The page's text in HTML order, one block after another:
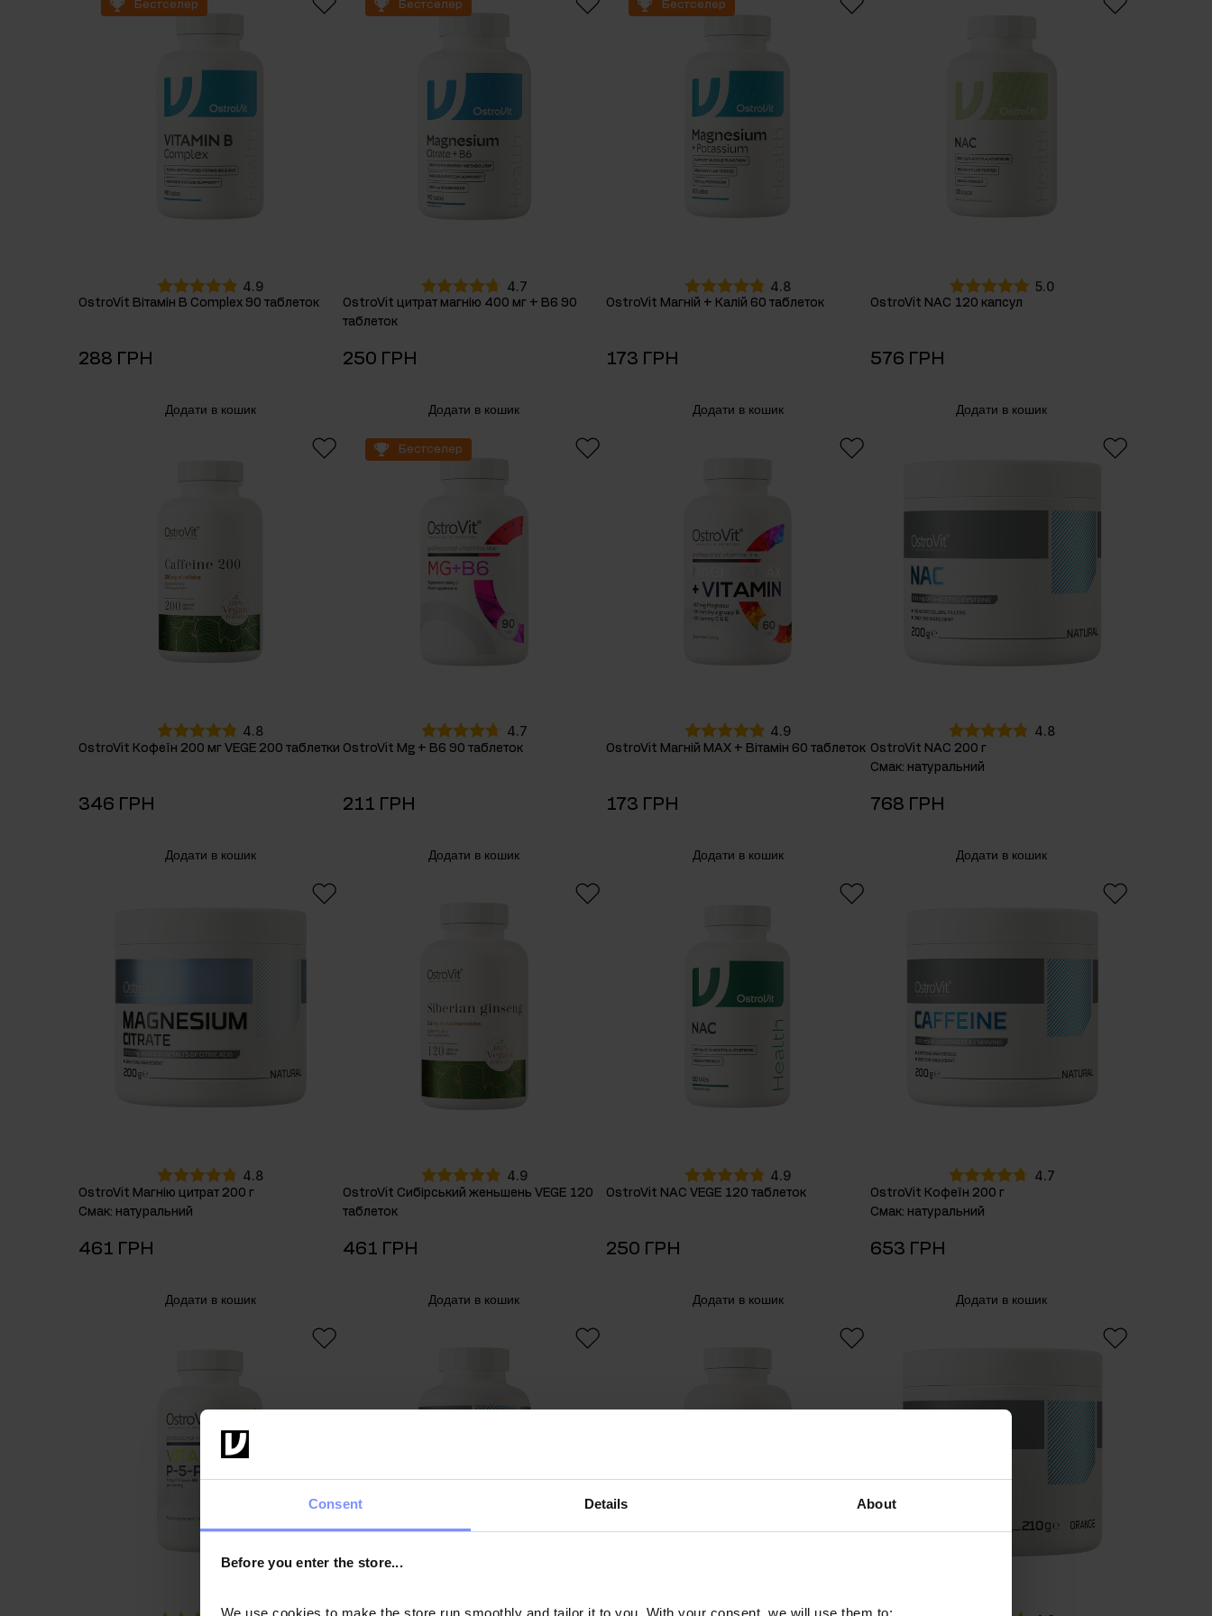
Consent Details About
Before you enter the store...
We use cookies to make the store run smoothly and tailor it to you. With your consent, we will use them to:
Здоров'я
Вітаміни для веганів
Бестселер
4.9
OstroVit Вітамін В Complex 90 таблеток
288 ГРН
Додати в кошик
Бестселер
4.7
OstroVit цитрат магнію 400 мг + В6 90
таблеток
250 ГРН
Додати в кошик
Бестселер
4.8
OstroVit Магній + Калій 60 таблеток
173 ГРН
Додати в кошик
5.0
OstroVit NAC 120 капсул
576 ГРН
Додати в кошик
4.8
OstroVit Кофеїн 200 мг VEGE 200 таблетки
346 ГРН
Додати в кошик
Бестселер
4.7
OstroVit Mg + B6 90 таблеток
211 ГРН
Додати в кошик
4.9
OstroVit Магній MAX + Вітамін 60 таблеток
173 ГРН
Додати в кошик
4.8
OstroVit NAC 200 г
Смак: натуральний
768 ГРН
Додати в кошик
4.8
OstroVit Магнію цитрат 200 г
Смак: натуральний
461 ГРН
Додати в кошик
4.9
OstroVit Сибірський женьшень VEGE 120
таблеток
461 ГРН
Додати в кошик
4.9
OstroVit NAC VEGE 120 таблеток
250 ГРН
Додати в кошик
4.7
OstroVit Кофеїн 200 г
Смак: натуральний
653 ГРН
Додати в кошик